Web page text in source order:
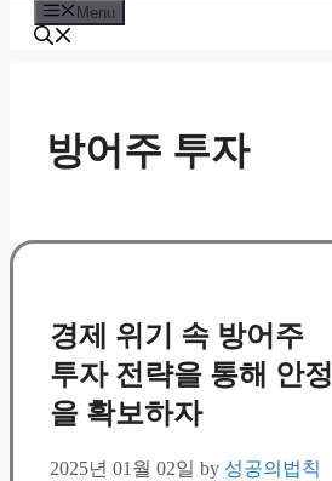
Menu
방어주 투자
경제 위기 속 방어주
투자 전략을 통해 안정
을 확보하자
2025년 01월 02일 by 성공의법칙